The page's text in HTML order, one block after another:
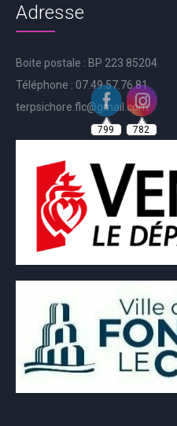
Adresse
Boite postale : BP 223 85204
Téléphone : 07.49.57.76.81
terpsichore.flc@gmail.com
799 782